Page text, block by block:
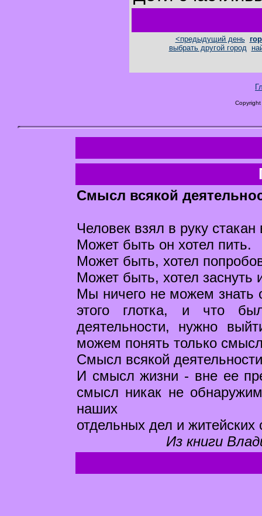
<предыдущий день
выбрать другой город
Смысл всякой
Человек взял в руку
Может быть он хотел пить.
Может быть, хотел
Может быть, хотел заснуть
Мы ничего не можем знать
этого глотка, и что
деятельности, нужно
можем понять только
Смысл всякой
И смысл жизни - вне ее
смысл никак не
наших
отдельных дел и житейских
Из книги